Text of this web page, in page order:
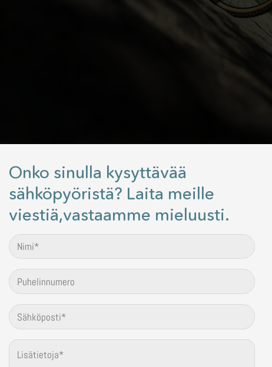
Onko sinulla kysyttävää
sähköpyöristä? Laita meille
viestiä,vastaamme mieluusti.